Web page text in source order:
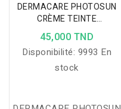
DERMACARE PHOTOSUN
CRÈME TEINTE
PROTECTRICE 01 SPF50+
PEAUX NORMALES A
SECHES
45,000 TND
Disponibilité: 9993 En
stock